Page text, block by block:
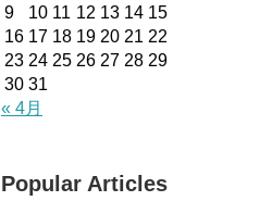
9
10 11 12 13 14 15
16 17 18 19 20 21 22
23 24 25 26 27 28 29
30 31
« 4月
Popular Articles